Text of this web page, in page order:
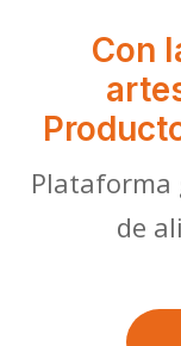
Con
Plataforma
de